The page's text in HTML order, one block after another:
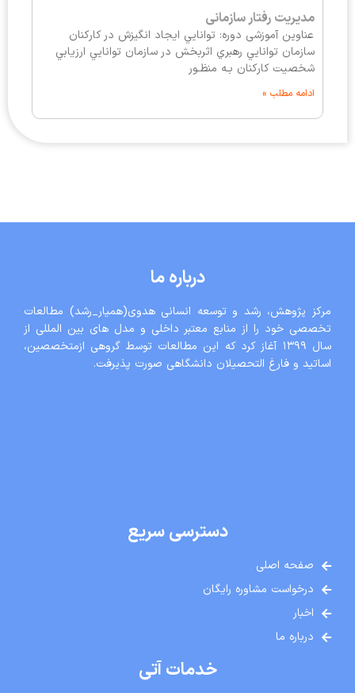
مدیریت رفتار سازمانی
عناوین آموزشی دوره: توانايي ايجاد انگيزش در كاركنان
سازمان توانايي رهبري اثربخش در سازمان توانايي ارزيابي
شخصيت كاركنان بـه منظـور
ادامه مطلب »
درباره ما
مرکز پژوهش، رشد و توسعه انسانی هدوی(همیار_رشد) مطالعات
تخصصی خود را از منابع معتبر داخلی و مدل های بین المللی از
سال ١٣٩٩ آغاز کرد که این مطالعات توسط گروهی ازمتخصصین،
اساتید و فارغ التحصیلان دانشگاهی صورت پذیرفت.
دسترسی سریع
صفحه اصلی
درخواست مشاوره رایگان
اخبار
درباره ما
خدمات آتی